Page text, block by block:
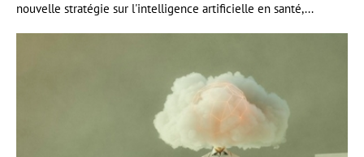
nouvelle stratégie sur l'intelligence artificielle en santé,...